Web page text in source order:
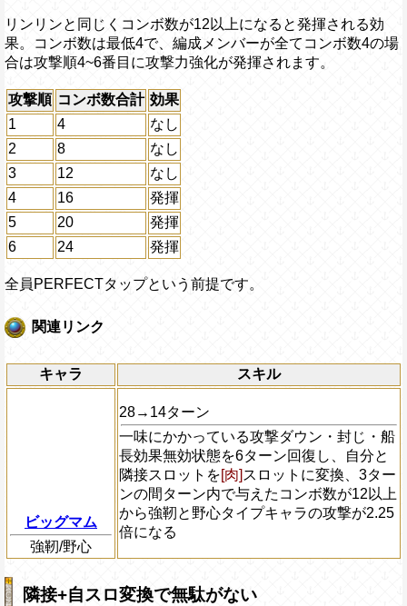
リンリンと同じくコンボ数が12以上になると発揮される効
果。コンボ数は最低4で、編成メンバーが全てコンボ数4の場
合は攻撃順4~6番目に攻撃力強化が発揮されます。
攻撃順 コンボ数合計 効果
1
4
なし
2
8
なし
3
12
なし
4
16
発揮
5
20
発揮
6
24 発揮
全員PERFECTタップという前提です。
関連リンク
キャラ スキル
ビッグマム
強靭/野心
28→14ターン
一味にかかっている攻撃ダウン・封じ・船
長効果無効状態を6ターン回復し、自分と
隣接スロットを[肉] スロットに変換、3ター
ンの間ターン内で与えたコンボ数が12以上
から強靭と野心タイプキャラの攻撃が2.25
倍になる
隣接+自スロ変換で無駄がない